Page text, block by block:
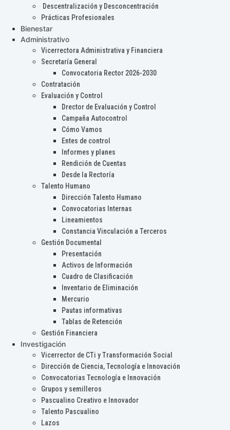
Descentralización y Desconcentración
Prácticas Profesionales
Bienestar
Administrativo
Vicerrectora Administrativa y Financiera
Secretaría General
Convocatoria Rector 2026-2030
Contratación
Evaluación y Control
Drector de Evaluación y Control
Campaña Autocontrol
Cómo Vamos
Entes de control
Informes y planes
Rendición de Cuentas
Desde la Rectoría
Talento Humano
Dirección Talento Humano
Convocatorias Internas
Lineamientos
Constancia Vinculación a Terceros
Gestión Documental
Presentación
Activos de Información
Cuadro de Clasificación
Inventario de Eliminación
Mercurio
Pautas informativas
Tablas de Retención
Gestión Financiera
Investigación
Vicerrector de CTi y Transformación Social
Dirección de Ciencia, Tecnología e Innovación
Convocatorias Tecnología e Innovación
Grupos y semilleros
Pascualino Creativo e Innovador
Talento Pascualino
Lazos